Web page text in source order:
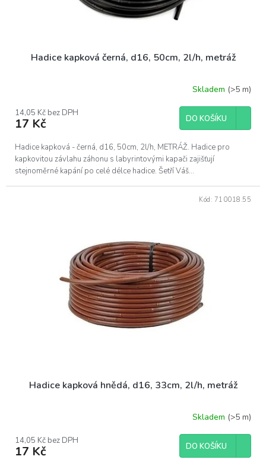
Hadice kapková černá, d16, 50cm, 2l/h, metráž
Skladem (>5 m)
14,05 Kč bez DPH
17 Kč DO KOŠÍKU
Hadice kapková - černá, d16, 50cm, 2l/h, METRÁŽ. Hadice pro
kapkovitou závlahu záhonu s labyrintovými kapači zajišťují
stejnoměrné kapání po celé délce hadice. Šetří Váš...
Hadice kapková hnědá, d16, 33cm, 2l/h, metráž
Skladem (>5 m)
14,05 Kč bez DPH
17 Kč DO KOŠÍKU
Kód: 710018.55